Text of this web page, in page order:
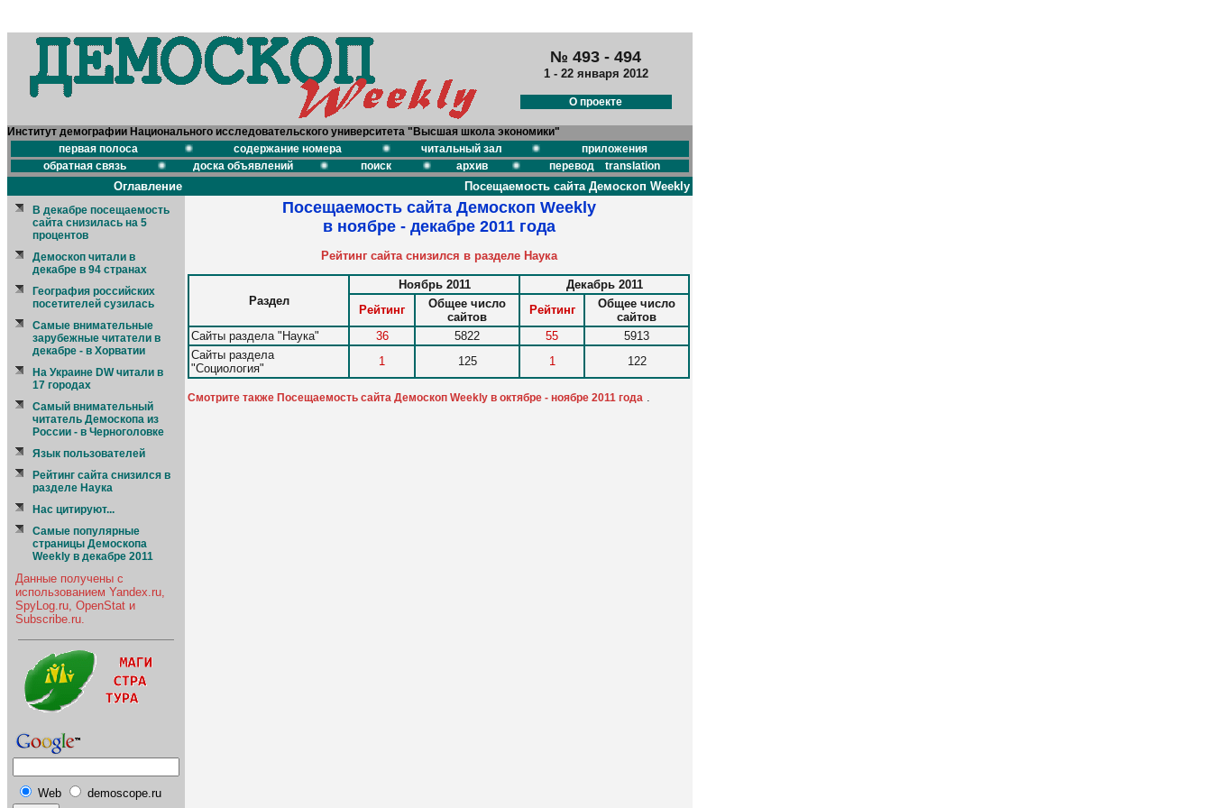
№ 493 - 494
1 - 22 января 2012
О проекте
Институт демографии Национального исследовательского университета "Высшая школа экономики"
первая полоса
содержание номера читальный зал
приложения
обратная связь
доска объявлений поиск архив перевод translation
Оглавление Посещаемость сайта Демоскоп Weekly
В декабре посещаемость
сайта снизилась на 5
процентов
Демоскоп читали в
декабре в 94 странах
География российских
посетителей сузилась
Самые внимательные
зарубежные читатели в
декабре - в Хорватии
На Украине DW читали в
17 городах
Cамый внимательный
читатель Демоскопа из
России - в Черноголовке
Язык пользователей
Рейтинг сайта снизился в
разделе Наука
Нас цитируют...
Самые популярные
страницы Демоскопа
Weekly в декабре 2011
Данные получены с
использованием Yandex.ru,
SpyLog.ru, OpenStat и
Subscribe.ru.
Web demoscope.ru
Посещаемость сайта Демоскоп Weekly
в ноябре - декабре 2011 года
Рейтинг сайта снизился в разделе Наука
Раздел
Ноябрь 2011
Декабрь 2011
Рейтинг
Общее число
сайтов
Рейтинг
Общее число
сайтов
Сайты раздела "Наука"
36 5822 55
5913
Сайты раздела
"Социология"
1 125 1 122
Смотрите также Посещаемость сайта Демоскоп Weekly в октябре - ноябре 2011 года .